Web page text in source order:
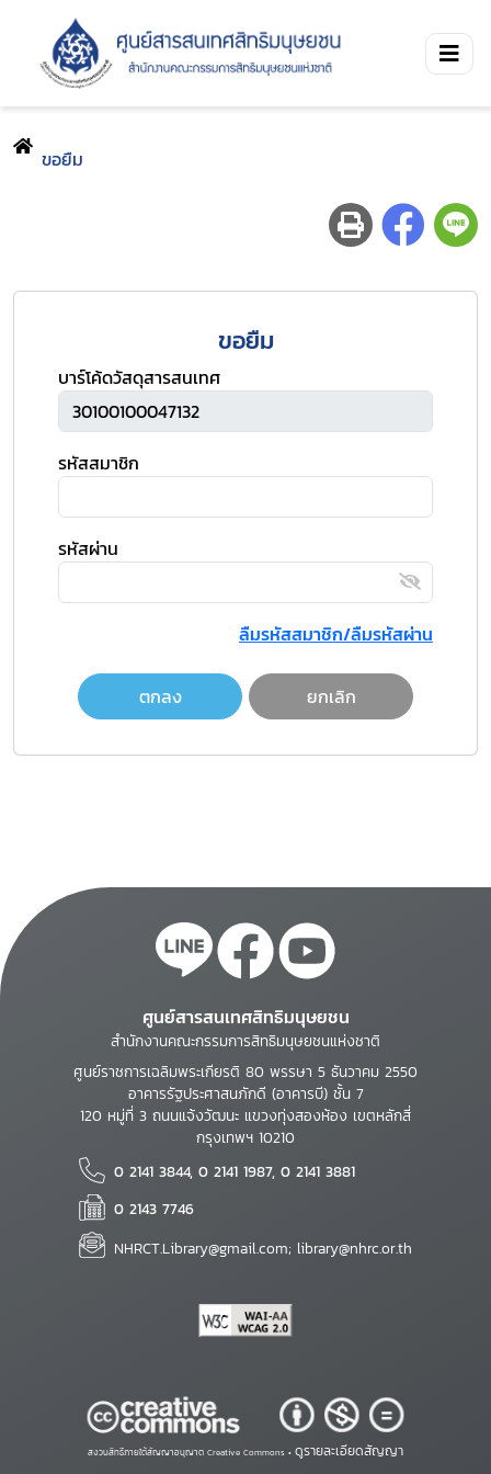
ขอยืม
ขอยืม
บาร์โค้ดวัสดุสารสนเทศ
รหัสสมาชิก
รหัสผ่าน
ลืมรหัสสมาชิก/ลืมรหัสผ่าน
ตกลง ยกเลิก
ศูนย์สารสนเทศสิทธิมนุษยชน
สำนักงานคณะกรรมการสิทธิมนุษยชนแห่งชาติ
ศูนย์ราชการเฉลิมพระเกียรติ 80 พรรษา 5 ธันวาคม 2550
อาคารรัฐประศาสนภักดี (อาคารบี) ชั้น 7
120 หมู่ที่ 3 ถนนแจ้งวัฒนะ แขวงทุ่งสองห้อง เขตหลักสี่
กรุงเทพฯ 10210
0 2141 3844, 0 2141 1987, 0 2141 3881
0 2143 7746
NHRCT.Library@gmail.com; library@nhrc.or.th
สงวนสิทธิ์ภายใต้สัญญาอนุญาต Creative Commons • ดูรายละเอียดสัญญา